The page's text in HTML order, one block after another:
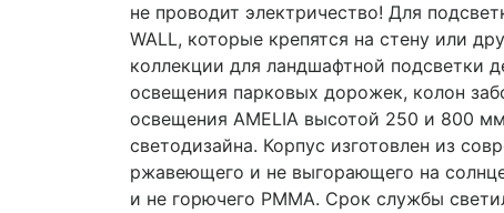
не проводит электричество! Для
WALL, которые крепятся на стену или
коллекции для ландшафтной подсветки
освещения парковых дорожек, колон
освещения AMELIA высотой 250 и 800
светодизайна. Корпус изготовлен из
ржавеющего и не выгорающего на
и не горючего PMMA. Срок службы